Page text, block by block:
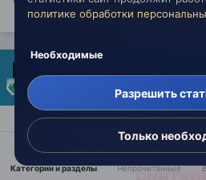
Опубликовано:
Ошана-Раба в
Категории и разделы Непрочитанные
политике обработки
Необходимые
Разрешить
Только